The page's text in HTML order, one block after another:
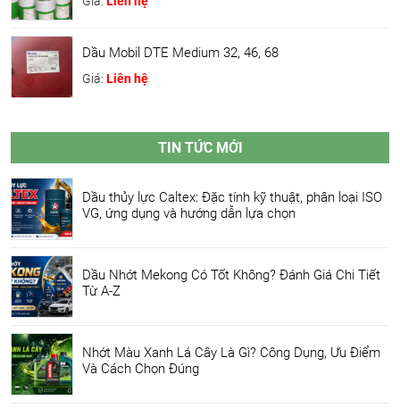
Dầu Mobil DTE Medium 32, 46, 68
Giá: Liên hệ
TIN TỨC MỚI
Dầu thủy lực Caltex: Đặc tính kỹ thuật, phân loại ISO
VG, ứng dụng và hướng dẫn lựa chọn
Dầu Nhớt Mekong Có Tốt Không? Đánh Giá Chi Tiết
Từ A-Z
Nhớt Màu Xanh Lá Cây Là Gì? Công Dụng, Ưu Điểm
Và Cách Chọn Đúng